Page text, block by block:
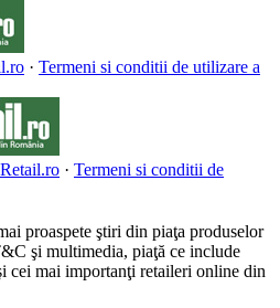
· Termeni si conditii de utilizare a
· Termeni si conditii de
proaspete ştiri din piaţa produselor
şi multimedia, piaţă ce include
cei mai importanţi retaileri online din